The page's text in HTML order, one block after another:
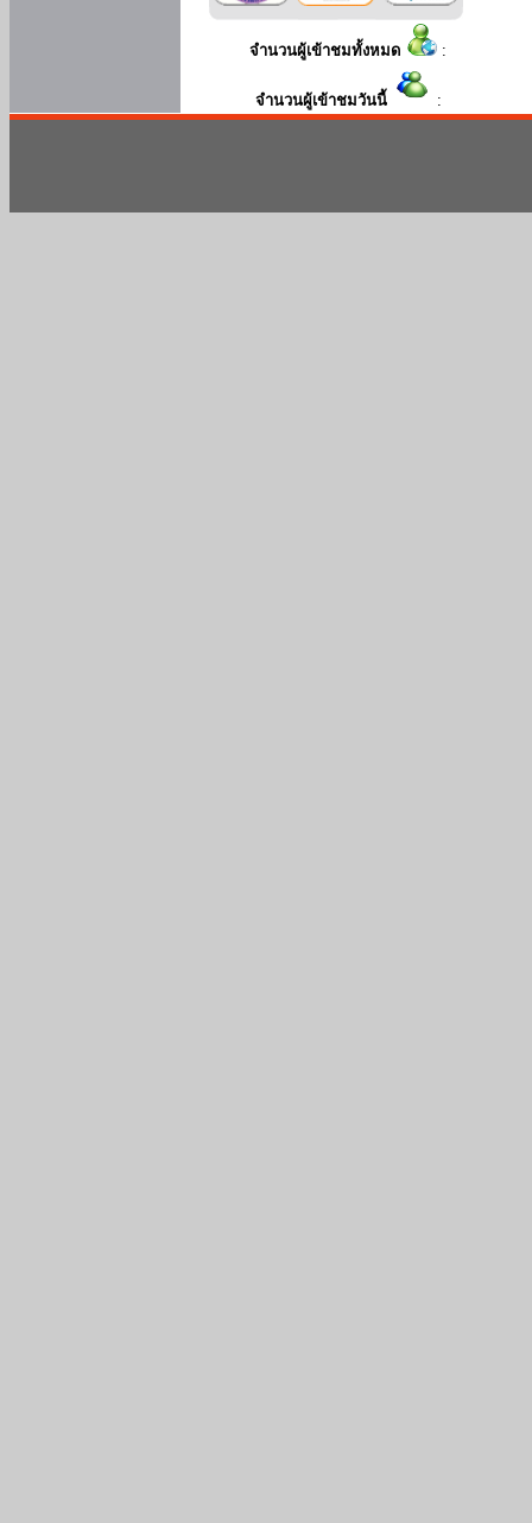
จำนวนผู้เข้าชมทั้งหมด :
จำนวนผู้เข้าชมวันนี้ :